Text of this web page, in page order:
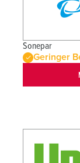
Sonepar
Geringer